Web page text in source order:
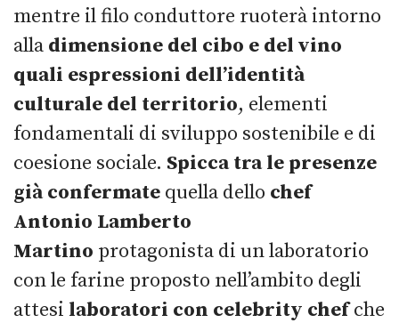
mentre il filo conduttore ruoterà intorno
alla dimensione del cibo e del vino
quali espressioni dell’identità
culturale del territorio, elementi
fondamentali di sviluppo sostenibile e di
coesione sociale. Spicca tra le presenze
già confermate quella dello chef
Antonio Lamberto
Martino protagonista di un laboratorio
con le farine proposto nell’ambito degli
attesi laboratori con celebrity chefche